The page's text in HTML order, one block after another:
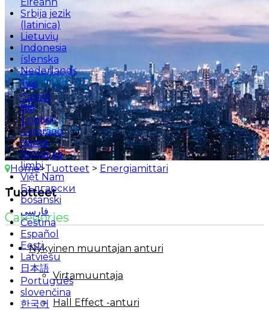
Srbija jezik
(latinica)
Lietuvių
Indonesia
íslenska
Nederlands
ไทย
Català
हिंदी
English
Cymraeg
dansk
România
limbi
Việt Nam
Български
bosanski
فارسی
Čeština
Español
Eesti
Latviešu
日本語
Português
slovenčina
한국어
Home>Tuotteet > Energiamittari
Tuotteet
Categories
Nykyinen muuntajan anturi
Virtamuuntaja
Hall Effect -anturi